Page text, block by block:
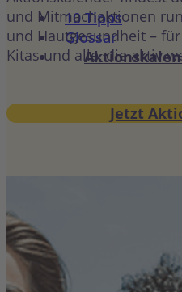
10 Tipps
Glossar
und Mitmachaktionen
und Hautgesundheit –
Kitas und alle, die aktiv
Jetzt